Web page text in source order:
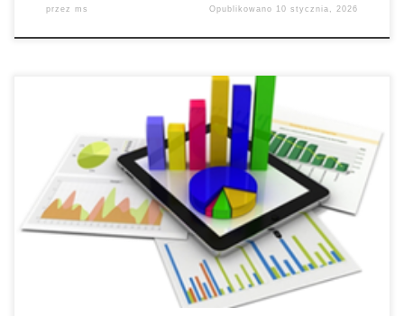
przez ms Opublikowano 10 stycznia, 2026
Łękawica • W kończącym się roku Sakrament Chrztu przyjęło: 22
dzieci: (12 dziewczynek i 10 chłopców) – (w tamtym roku 17), • Po
raz pierwszy do swojego serca mogło przyjąć Jezusa, wcześniej
skorzystawszy z Sakramentu Pokuty: 16 dzieci z klas trzecich: (9
dziewczynek i 7 chłopców) – (w tamtym roku […]